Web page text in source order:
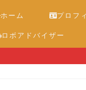
ホーム プロフ
ロボアドバイザー